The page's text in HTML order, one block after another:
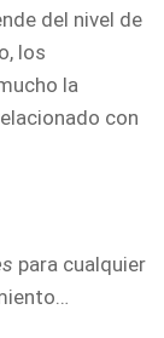
del nivel de
los
la
con
para cualquier